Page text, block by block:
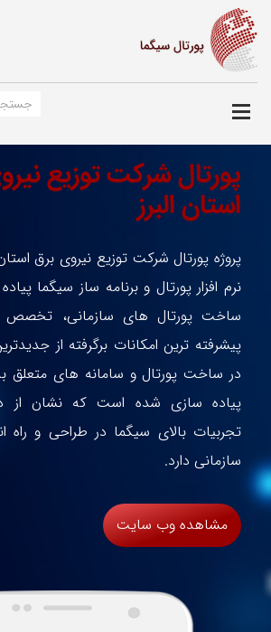
پورتال شرکت توزیع
استان البرز
پروژه پورتال شرکت توزیع نیروی برق استان
نرم افزار پورتال و برنامه ساز سیگما
ساخت پورتال های سازمانی، تخصص
پیشرفته ترین امکانات برگرفته از
در ساخت پورتال و سامانه های متعلق
پیاده سازی شده است که نشان از
تجربیات بالای سیگما در طراحی و راه
سازمانی دارد.
مشاهده وب سایت